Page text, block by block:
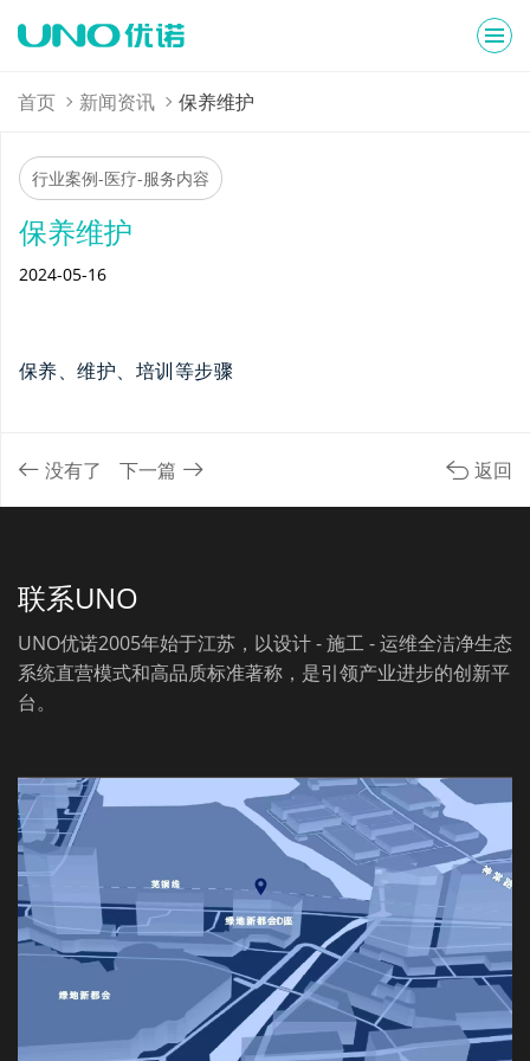
首页 新闻资讯 保养维护
行业案例-医疗-服务内容
保养维护
2024-05-16
保养、维护、培训等步骤
没有了 下一篇 返回
联系UNO
UNO优诺2005年始于江苏，以设计 - 施工 - 运维全洁净生态
系统直营模式和高品质标准著称，是引领产业进步的创新平
台。